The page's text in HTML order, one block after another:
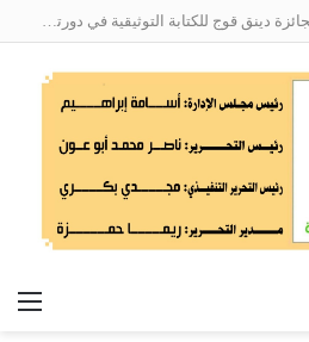
أحمد موسى قريعي يفوز بجائزة دينق قوج للكتابة التوثيقية في دورتها الأولى